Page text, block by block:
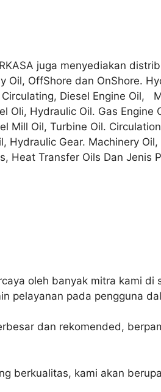
juga menyediakan
OffShore dan OnShore.
Diesel Engine Oil,
Oli, Hydraulic Oil. Gas Engine
Mill Oil, Turbine Oil. Circulation
Hydraulic Gear. Machinery
Heat Transfer Oils Dan Jenis
oleh banyak mitra kami di
pelayanan pada pengguna
dan rekomended,
berkualitas, kami akan